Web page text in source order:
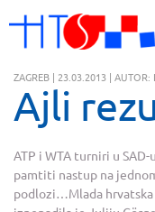
ZAGREB | 23.03.2013 | AUTOR:
Ajli
ATP i WTA turniri u
pamtiti nastup na
podlozi…Mlada